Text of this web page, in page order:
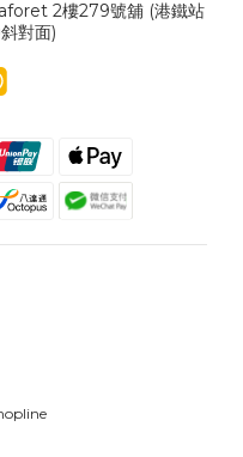
2樓279號舖 (港鐵站
對面)